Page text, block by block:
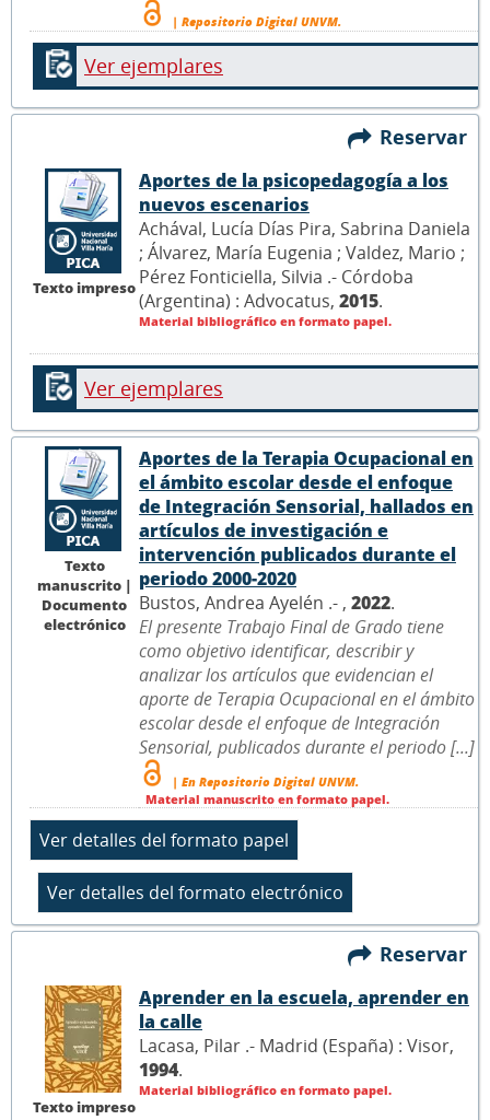
| Repositorio Digital UNVM.
Ver ejemplares
Reservar
Texto impreso
Aportes de la psicopedagogía a los
nuevos escenarios
Achával, Lucía Días Pira, Sabrina Daniela
; Álvarez, María Eugenia ; Valdez, Mario ;
Pérez Fonticiella, Silvia .- Córdoba
(Argentina) : Advocatus, 2015.
Material bibliográfico en formato papel.
Ver ejemplares
Texto
manuscrito |
Documento
electrónico
Aportes de la Terapia Ocupacional en
el ámbito escolar desde el enfoque
de Integración Sensorial, hallados en
artículos de investigación e
intervención publicados durante el
periodo 2000-2020
Bustos, Andrea Ayelén .- , 2022.
El presente Trabajo Final de Grado tiene
como objetivo identificar, describir y
analizar los artículos que evidencian el
aporte de Terapia Ocupacional en el ámbito
escolar desde el enfoque de Integración
Sensorial, publicados durante el periodo [...]
| En Repositorio Digital UNVM.
Material manuscrito en formato papel.
Reservar
Texto impreso
Aprender en la escuela, aprender en
la calle
Lacasa, Pilar .- Madrid (España) : Visor,
1994.
Material bibliográfico en formato papel.